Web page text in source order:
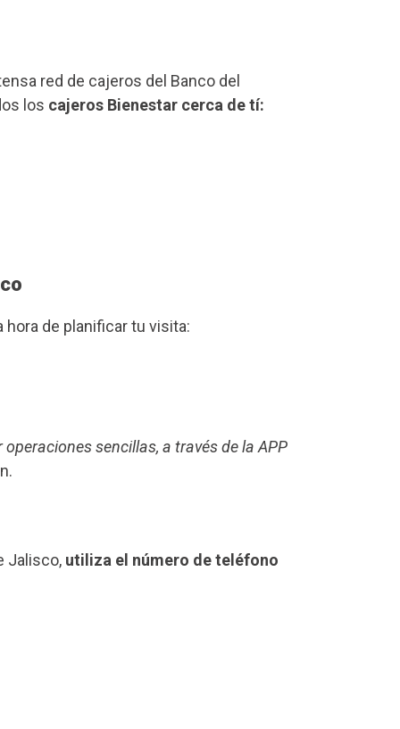
red de cajeros del Banco del
los cajeros Bienestar cerca de tí:
hora de planificar tu visita:
sencillas, a través de la APP
Jalisco, utiliza el número de teléfono